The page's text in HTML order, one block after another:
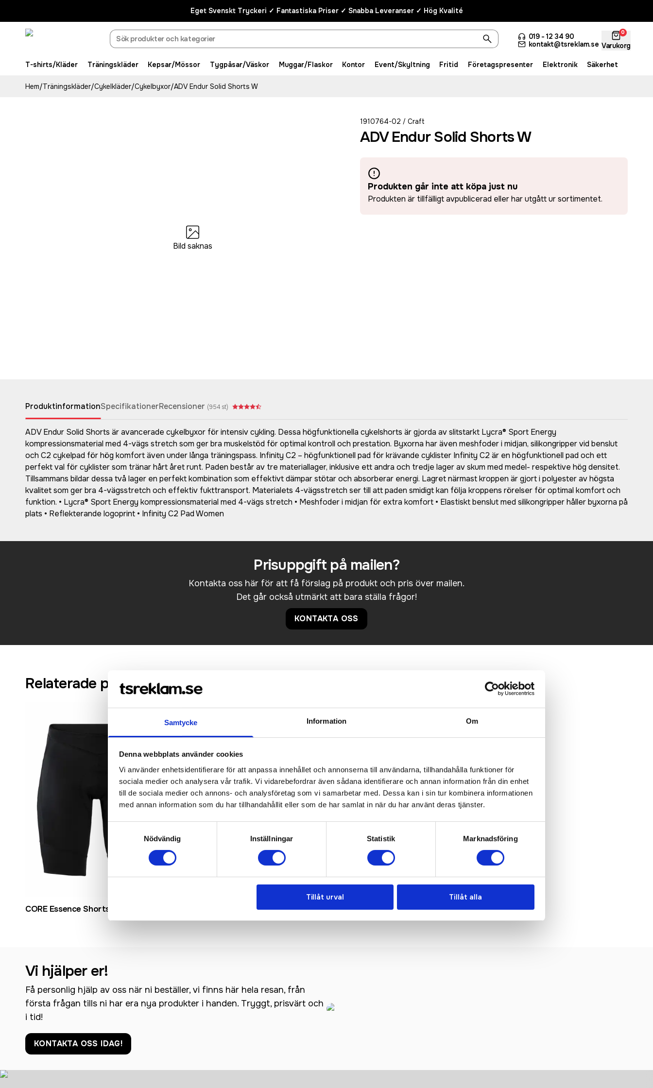
Samtycke Information Om
Denna webbplats använder cookies
Vi använder enhetsidentifierare för att anpassa innehållet och annonserna till användarna, tillhandahålla funktioner för
sociala medier och analysera vår trafik. Vi vidarebefordrar även sådana identifierare och annan information från din enhet
till de sociala medier och annons- och analysföretag som vi samarbetar med. Dessa kan i sin tur kombinera informationen
med annan information som du har tillhandahållit eller som de har samlat in när du har använt deras tjänster.
Nödvändig
Inställningar Statistik Marknadsföring
Tillåt urval Tillåt alla
Eget Svenskt Tryckeri ✓ Fantastiska Priser ✓ Snabba Leveranser ✓ Hög Kvalité
019 - 12 34 90
kontakt@tsreklam.se
0
Varukorg
T-shirts/Kläder Träningskläder Kepsar/Mössor Tygpåsar/Väskor Muggar/Flaskor Kontor Event/Skyltning Fritid Företagspresenter Elektronik Säkerhet
Hem/Träningskläder/Cykelkläder/Cykelbyxor/ADV Endur Solid Shorts W
Bild saknas
1910764-02 / Craft
ADV Endur Solid Shorts W
Produkten går inte att köpa just nu
Produkten är tillfälligt avpublicerad eller har utgått ur sortimentet.
ProduktinformationSpecifikationerRecensioner (954 st)
ADV Endur Solid Shorts är avancerade cykelbyxor för intensiv cykling. Dessa högfunktionella cykelshorts är gjorda av slitstarkt Lycra® Sport Energy
kompressionsmaterial med 4-vägs stretch som ger bra muskelstöd för optimal kontroll och prestation. Byxorna har även meshfoder i midjan, silikongripper vid benslut
och C2 cykelpad för hög komfort även under långa träningspass. Infinity C2 – högfunktionell pad för krävande cyklister Infinity C2 är en högfunktionell pad och ett
perfekt val för cyklister som tränar hårt året runt. Paden består av tre materiallager, inklusive ett andra och tredje lager av skum med medel- respektive hög densitet.
Tillsammans bildar dessa två lager en perfekt kombination som effektivt dämpar stötar och absorberar energi. Lagret närmast kroppen är gjort i polyester av högsta
kvalitet som ger bra 4-vägsstretch och effektiv fukttransport. Materialets 4-vägsstretch ser till att paden smidigt kan följa kroppens rörelser för optimal komfort och
funktion. • Lycra® Sport Energy kompressionsmaterial med 4-vägs stretch • Meshfoder i midjan för extra komfort • Elastiskt benslut med silikongripper håller byxorna på
plats • Reflekterande logoprint • Infinity C2 Pad Women
Prisuppgift på mailen?
Kontakta oss här för att få förslag på produkt och pris över mailen.
Det går också utmärkt att bara ställa frågor!
KONTAKTA OSS
Relaterade produkter
CORE Essence Shorts W CORE Essence Bib Shorts M CORE Essence Shorts M
Vi hjälper er!
Få personlig hjälp av oss när ni beställer, vi finns här hela resan, från
första frågan tills ni har era nya produkter i handen. Tryggt, prisvärt och
i tid!
KONTAKTA OSS IDAG!